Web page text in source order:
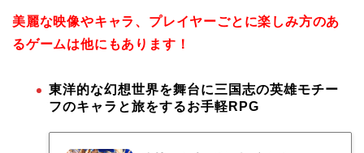
美麗な映像やキャラ、プレイヤーごとに楽しみ方のあ
るゲームは他にもあります！
東洋的な幻想世界を舞台に三国志の英雄モチー
フのキャラと旅をするお手軽RPG